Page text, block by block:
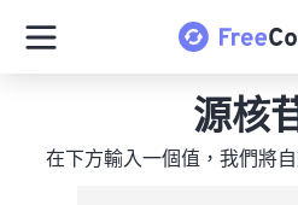
源核
在下方輸入一個值，我們將